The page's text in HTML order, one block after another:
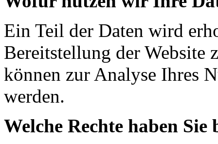
Ein Teil der Daten wird
Bereitstellung der Website
können zur Analyse Ihres
werden.
Welche Rechte haben